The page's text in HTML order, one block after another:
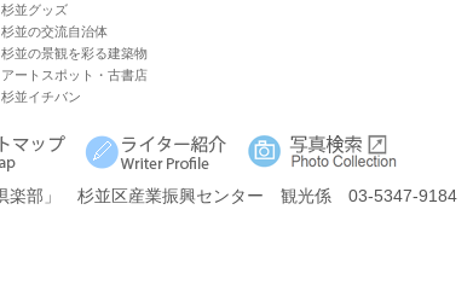
杉並グッズ
杉並の交流自治体
杉並の景観を彩る建築物
アートスポット・古書店
杉並イチバン
楽部」 杉並区産業振興センター 観光係 03-5347-9184